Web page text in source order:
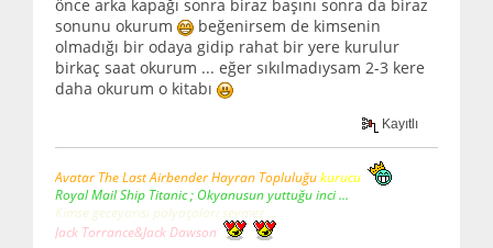
önce arka kapağı sonra biraz başını sonra da biraz
sonunu okurum
beğenirsem de kimsenin
olmadığı bir odaya gidip rahat bir yere kurulur
birkaç saat okurum ... eğer sıkılmadıysam 2-3 kere
daha okurum o kitabı
Kayıtlı
Avatar The Last Airbender Hayran Topluluğukurucu
Royal Mail Ship Titanic ; Okyanusun yuttuğu inci ...
Kimse geceyarısı palyaçoları sevmez ...
Jack Torrance&Jack Dawson